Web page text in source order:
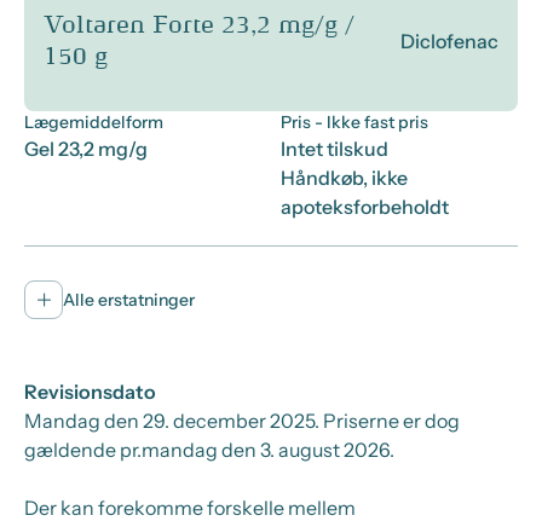
Voltaren Forte 23,2 mg/g /
150 g
Diclofenac
Lægemiddelform
Gel 23,2 mg/g
Pris - Ikke fast pris
Intet tilskud
Håndkøb, ikke
apoteksforbeholdt
Alle erstatninger
Revisionsdato
Mandag den 29. december 2025. Priserne er dog
gældende pr.mandag den 3. august 2026.
Der kan forekomme forskelle mellem